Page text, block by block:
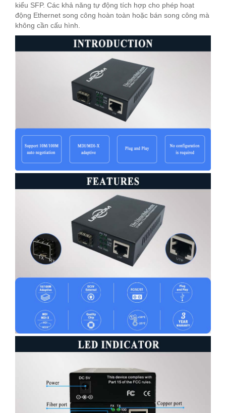
kiểu SFP. Các khả năng tự động tích hợp cho phép hoạt
động Ethernet song công hoàn toàn hoặc bán song công mà
không cần cấu hình.